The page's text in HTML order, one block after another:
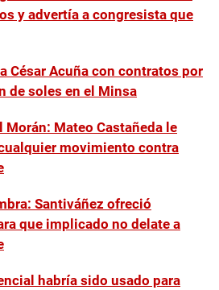
y advertía a congresista que
César Acuña con contratos por
de soles en el Minsa
Morán: Mateo Castañeda le
movimiento contra
Santiváñez ofreció
que implicado no delate a
habría sido usado para